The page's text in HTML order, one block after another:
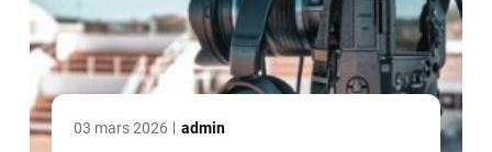
03 mars 2026 admin